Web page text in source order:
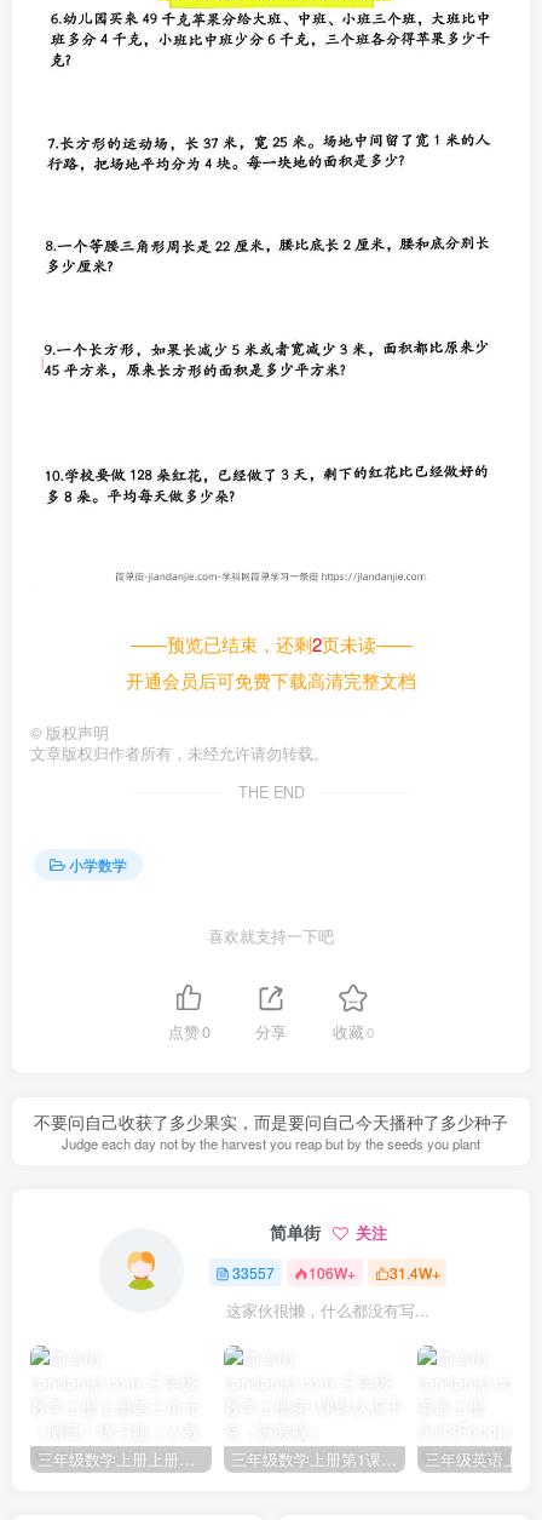
——预览已结束，还剩2页未读——
开通会员后可免费下载高清完整文档
© 版权声明
文章版权归作者所有，未经允许请勿转载。
THE END
小学数学
喜欢就支持一下吧
点赞0 分享 收藏0
不要问自己收获了多少果实，而是要问自己今天播种了多少种子
Judge each day not by the harvest you reap but by the seeds you plant
简单街 关注
33557 106W+ 31.4W+
这家伙很懒，什么都没有写...